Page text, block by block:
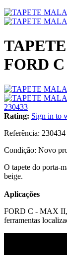
FORD
Rating: Sign in to
Referência: 230434
Condição: Novo
O tapete do porta-
beige.
Aplicações
FORD C - MAX II,
ferramentas